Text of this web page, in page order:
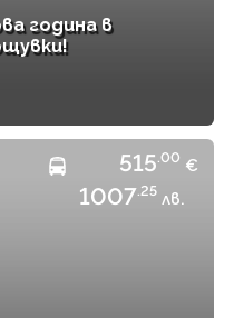
година в
515.00 €
1007.25 лв.